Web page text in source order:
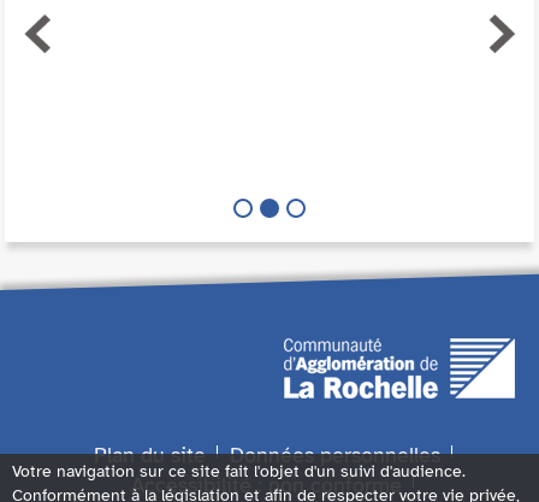
Plan du site
Données personnelles
Accessibilité : non conforme
Votre navigation sur ce site fait l'objet d'un suivi d'audience.
Conformément à la législation et afin de respecter votre vie privée,